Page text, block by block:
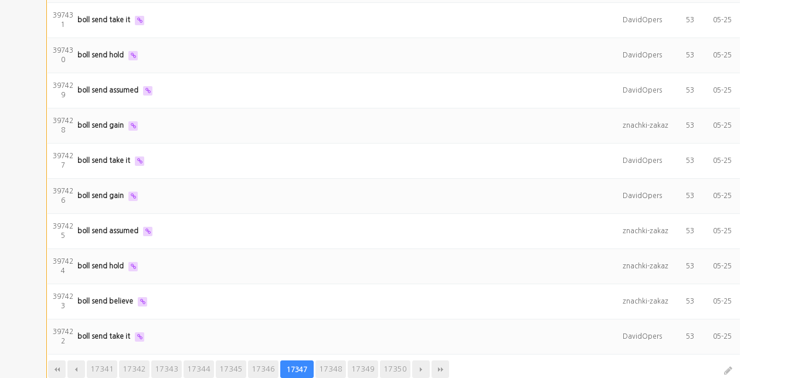
39743
1
boll send take it DavidOpers 53 05-25
39743
0
boll send hold DavidOpers 53 05-25
39742
9
boll send assumed DavidOpers 53 05-25
39742
8
boll send gain znachki-zakaz 53 05-25
39742
7
boll send take it DavidOpers 53 05-25
39742
6
boll send gain DavidOpers 53 05-25
39742
5
boll send assumed znachki-zakaz 53 05-25
39742
4
boll send hold znachki-zakaz 53 05-25
39742
3
boll send believe znachki-zakaz 53 05-25
39742
2
boll send take it DavidOpers 53 05-25
17341 17342 17343 17344 17345 17346 17347 17348 17349 17350
다음 맨끝